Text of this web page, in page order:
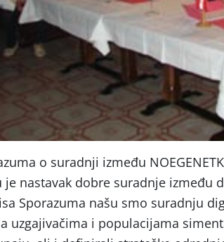
o suradnji između
je nastavak dobre suradnje između
Sporazuma našu smo suradnju
uzgajivačima i populacijama